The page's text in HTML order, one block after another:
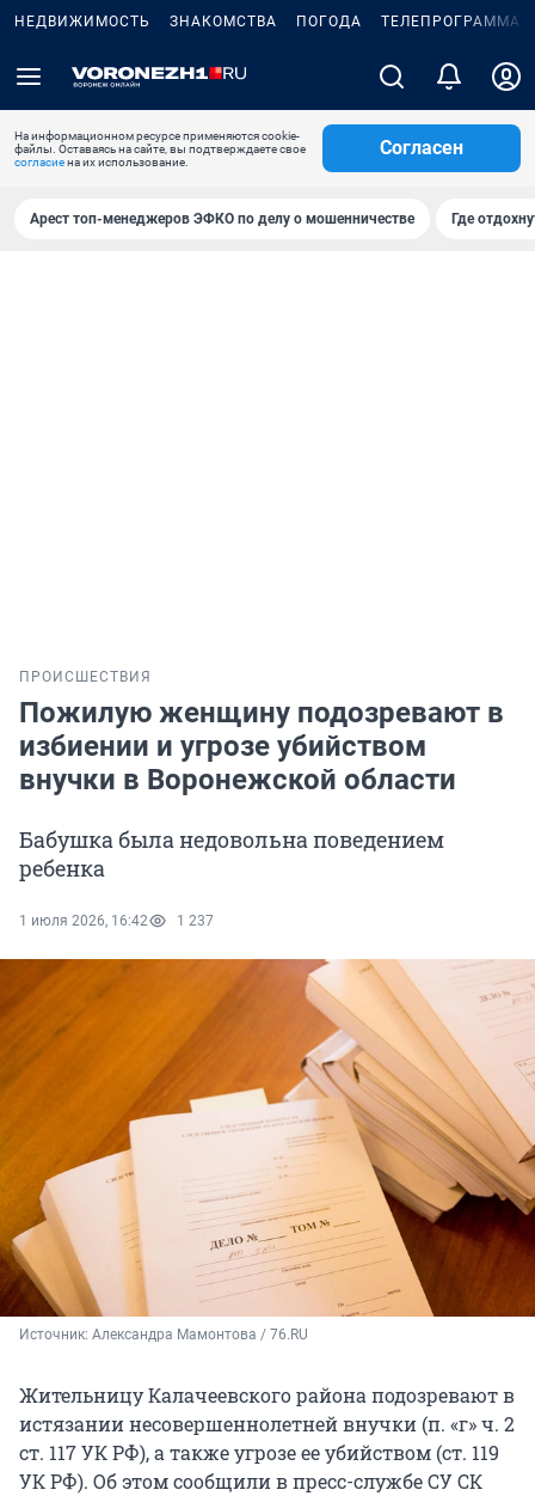
НЕДВИЖИМОСТЬ ЗНАКОМСТВА ПОГОДА ТЕЛЕПРОГРАММА
На информационном ресурсе применяются cookie-
файлы. Оставаясь на сайте, вы подтверждаете свое
согласиена их использование.
Согласен
Арест топ-менеджеров ЭФКО по делу о мошенничестве Где
ПРОИСШЕСТВИЯ
Пожилую женщину подозревают в
избиении и угрозе убийством
внучки в Воронежской области
Бабушка была недовольна поведением
ребенка
1 июля 2026, 16:42 1 237
Источник: Александра Мамонтова / 76.RU
Жительницу Калачеевского района подозревают в
истязании несовершеннолетней внучки (п. «г» ч. 2
ст. 117 УК РФ), а также угрозе ее убийством (ст. 119
УК РФ). Об этом сообщили в пресс-службе СУ СК